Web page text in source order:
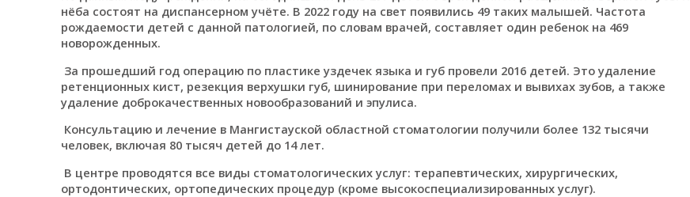
нёба состоят на диспансерном учёте. В 2022 году на свет появились 49 таких малышей. Частота
рождаемости детей с данной патологией, по словам врачей, составляет один ребенок на 469
новорожденных.
За прошедший год операцию по пластике уздечек языка и губ провели 2016 детей. Это удаление
ретенционных кист, резекция верхушки губ, шинирование при переломах и вывихах зубов, а также
удаление доброкачественных новообразований и эпулиса.
Консультацию и лечение в Мангистауской областной стоматологии получили более 132 тысячи
человек, включая 80 тысяч детей до 14 лет.
В центре проводятся все виды стоматологических услуг: терапевтических, хирургических,
ортодонтических, ортопедических процедур (кроме высокоспециализированных услуг).